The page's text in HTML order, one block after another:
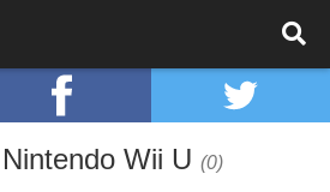
Wii U (0)